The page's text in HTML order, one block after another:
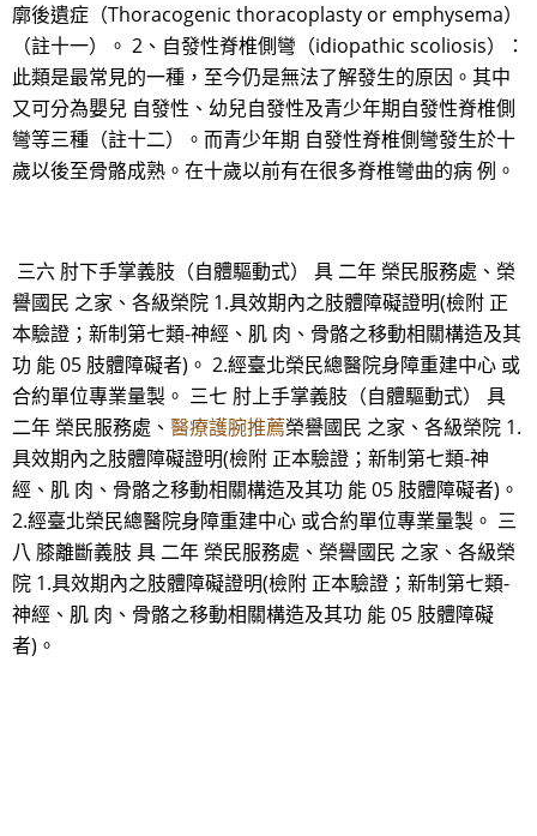
廓後遺症（Thoracogenic thoracoplasty or emphysema）
（註十一）。 2、自發性脊椎側彎（idiopathic scoliosis）：
此類是最常見的一種，至今仍是無法了解發生的原因。其中
又可分為嬰兒 自發性、幼兒自發性及青少年期自發性脊椎側
彎等三種（註十二）。而青少年期 自發性脊椎側彎發生於十
歲以後至骨骼成熟。在十歲以前有在很多脊椎彎曲的病 例。
三六 肘下手掌義肢（自體驅動式） 具 二年 榮民服務處、榮
譽國民 之家、各級榮院 1.具效期內之肢體障礙證明(檢附 正
本驗證；新制第七類-神經、肌 肉、骨骼之移動相關構造及其
功 能 05 肢體障礙者)。 2.經臺北榮民總醫院身障重建中心 或
合約單位專業量製。 三七 肘上手掌義肢（自體驅動式） 具
二年 榮民服務處、 醫療護腕推薦榮譽國民 之家、各級榮院 1.
具效期內之肢體障礙證明(檢附 正本驗證；新制第七類-神
經、肌 肉、骨骼之移動相關構造及其功 能 05 肢體障礙者)。
2.經臺北榮民總醫院身障重建中心 或合約單位專業量製。 三
八 膝離斷義肢 具 二年 榮民服務處、榮譽國民 之家、各級榮
院 1.具效期內之肢體障礙證明(檢附 正本驗證；新制第七類-
神經、肌 肉、骨骼之移動相關構造及其功 能 05 肢體障礙
者)。